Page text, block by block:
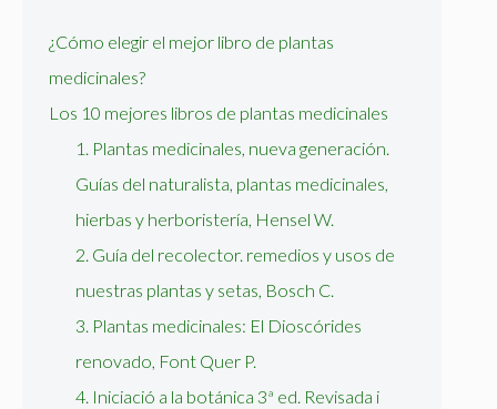
¿Cómo elegir el mejor libro de plantas
medicinales?
Los 10 mejores libros de plantas medicinales
1. Plantas medicinales, nueva generación.
Guías del naturalista, plantas medicinales,
hierbas y herboristería, Hensel W.
2. Guía del recolector. remedios y usos de
nuestras plantas y setas, Bosch C.
3. Plantas medicinales: El Dioscórides
renovado, Font Quer P.
4. Iniciació a la botánica 3ª ed. Revisada i